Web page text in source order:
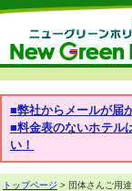
■弊社からメールが届
■料金表のないホテル
い！
トップページ > 団体さんご用